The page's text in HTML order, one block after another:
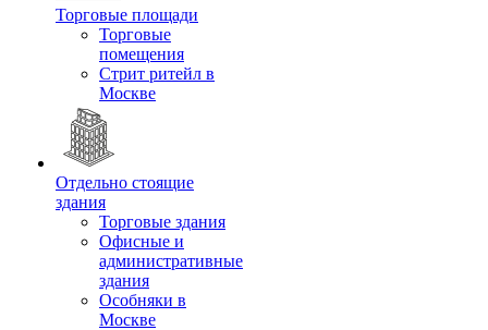
Торговые площади
Торговые
помещения
Стрит ритейл в
Москве
Отдельно стоящие
здания
Торговые здания
Офисные и
административные
здания
Особняки в
Москве